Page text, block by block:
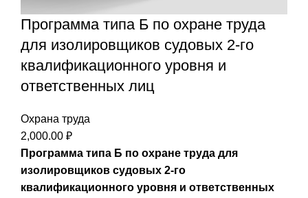
Программа типа Б по охране труда
для изолировщиков судовых 2-го
квалификационного уровня и
ответственных лиц
Охрана труда
2,000.00 ₽
Программа типа Б по охране труда для
изолировщиков судовых 2-го
квалификационного уровня и ответственных